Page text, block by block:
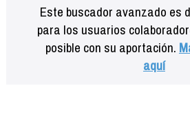
Este buscador avanzado es
para los usuarios
posible con su aportación.
aquí